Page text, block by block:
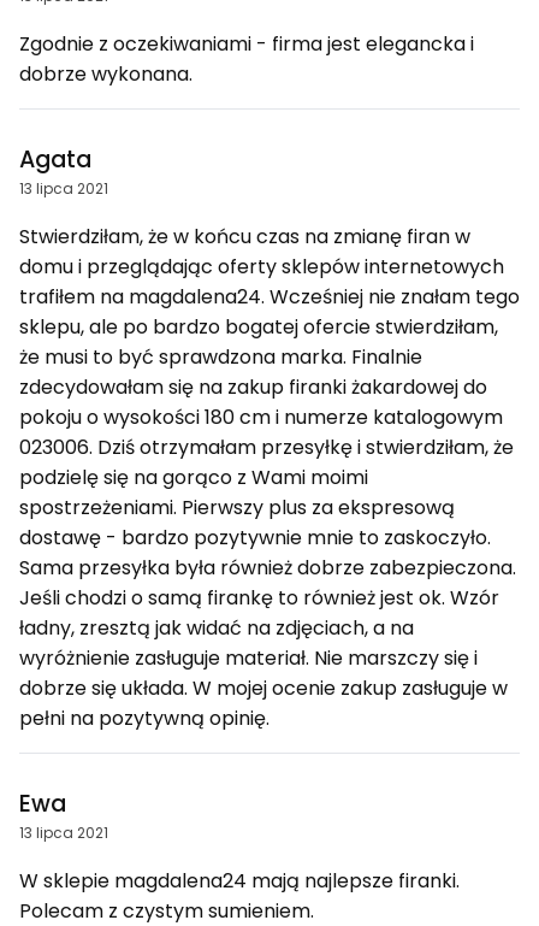
Zgodnie z oczekiwaniami - firma jest elegancka i
dobrze wykonana.
Agata
13 lipca 2021
Stwierdziłam, że w końcu czas na zmianę firan w
domu i przeglądając oferty sklepów internetowych
trafiłem na magdalena24. Wcześniej nie znałam tego
sklepu, ale po bardzo bogatej ofercie stwierdziłam,
że musi to być sprawdzona marka. Finalnie
zdecydowałam się na zakup firanki żakardowej do
pokoju o wysokości 180 cm i numerze katalogowym
023006. Dziś otrzymałam przesyłkę i stwierdziłam, że
podzielę się na gorąco z Wami moimi
spostrzeżeniami. Pierwszy plus za ekspresową
dostawę - bardzo pozytywnie mnie to zaskoczyło.
Sama przesyłka była również dobrze zabezpieczona.
Jeśli chodzi o samą firankę to również jest ok. Wzór
ładny, zresztą jak widać na zdjęciach, a na
wyróżnienie zasługuje materiał. Nie marszczy się i
dobrze się układa. W mojej ocenie zakup zasługuje w
pełni na pozytywną opinię.
Ewa
13 lipca 2021
W sklepie magdalena24 mają najlepsze firanki.
Polecam z czystym sumieniem.